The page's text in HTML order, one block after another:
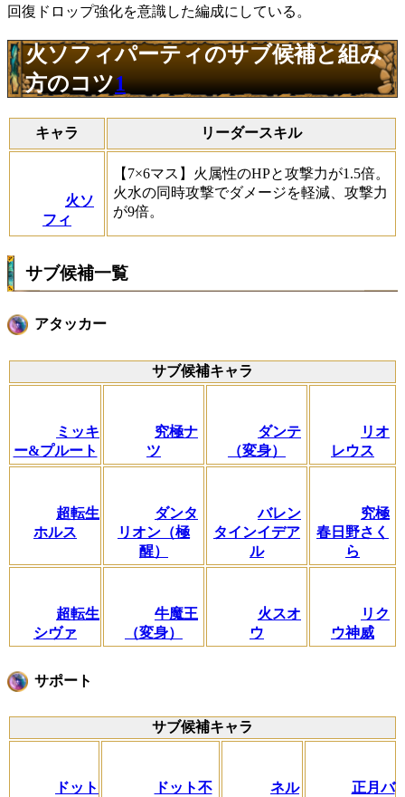
回復ドロップ強化を意識した編成にしている。
火ソフィパーティのサブ候補と組み
方のコツ1
キャラ リーダースキル
火ソ
フィ
【7×6マス】火属性のHPと攻撃力が1.5倍。
火水の同時攻撃でダメージを軽減、攻撃力
が9倍。
サブ候補一覧
アタッカー
サブ候補キャラ
ミッキ
ー&プルート
究極ナ
ツ
ダンテ
（変身）
リオ
レウス
超転生
ホルス
ダンタ
リオン（極
醒）
バレン
タインイデア
ル
究極
春日野さく
ら
超転生
シヴァ
牛魔王
（変身）
火スオ
ウ
リク
ウ神威
サポート
サブ候補キャラ
ドット
ドット不
ネル
正月バ